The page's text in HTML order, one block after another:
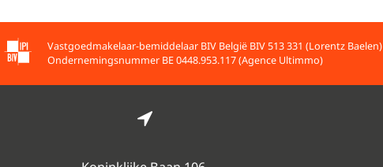
Vastgoedmakelaar-bemiddelaar BIV België BIV 513 331 (Lorentz Baelen)
Ondernemingsnummer BE 0448.953.117 (Agence Ultimmo)